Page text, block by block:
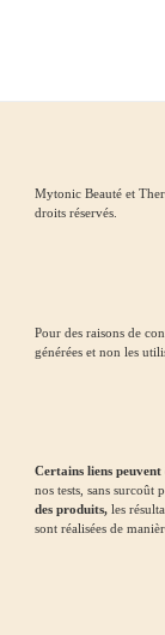
Mytonic Beauté et
droits réservés.
Pour des raisons de
générées et non les
Certains liens
nos tests, sans surcoût
des produits,les
sont réalisées de